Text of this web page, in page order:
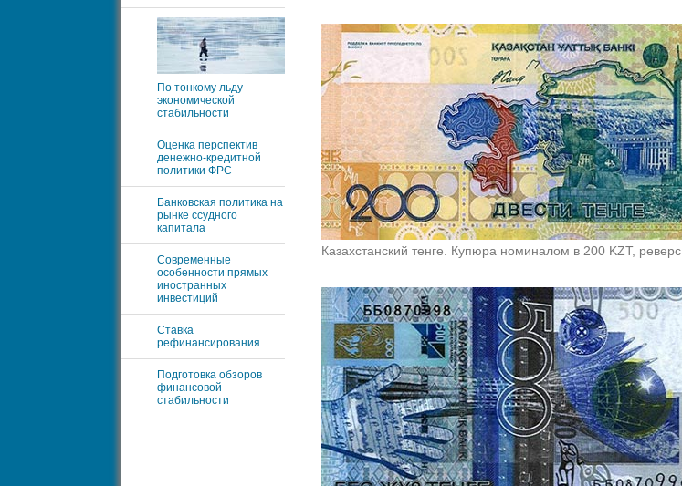
По тонкому льду
экономической
стабильности
Оценка перспектив
денежно-кредитной
политики ФРС
Банковская политика на
рынке ссудного
капитала
Современные
особенности прямых
иностранных
инвестиций
Ставка
рефинансирования
Подготовка обзоров
финансовой
стабильности
Казахстанский тенге. Купюра номиналом в 200 KZT, реверс.